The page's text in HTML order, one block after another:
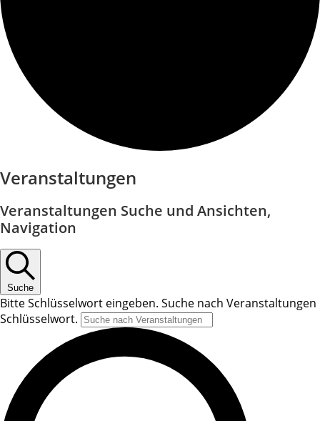
Veranstaltungen
Veranstaltungen Suche und Ansichten,
Navigation
Suche
Bitte Schlüsselwort eingeben. Suche nach Veranstaltungen
Schlüsselwort.